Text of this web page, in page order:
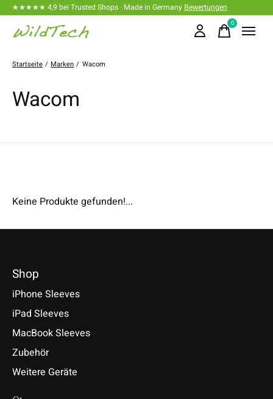
★★★★★ 4,9 bei Trusted Shops · Made in Germany Bewertungen
0items
Startseite / Marken / Wacom
Wacom
Keine Produkte gefunden!...
Shop
iPhone Sleeves
iPad Sleeves
MacBook Sleeves
Zubehör
Weitere Geräte